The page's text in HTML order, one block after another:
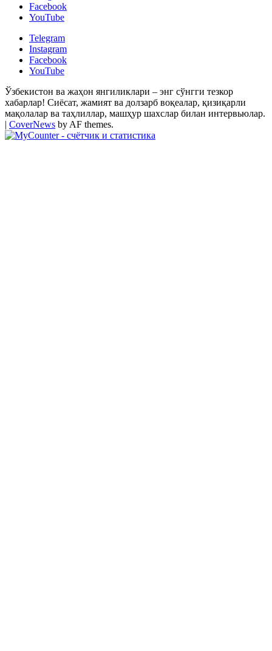
Facebook
YouTube
Telegram
Instagram
Facebook
YouTube
Ўзбекистон ва жаҳон янгиликлари – энг сўнгги тезкор
хабарлар! Сиёсат, жамият ва долзарб воқеалар, қизиқарли
мақолалар ва таҳлиллар, машҳур шахслар билан интервьюлар.
| CoverNews by AF themes.